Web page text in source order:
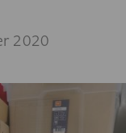
2020